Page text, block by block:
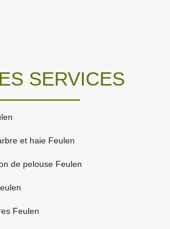
SERVICES
et haie Feulen
de pelouse Feulen
Feulen